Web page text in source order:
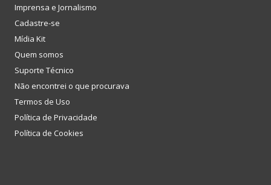
Imprensa e Jornalismo
Cadastre-se
Mídia Kit
Quem somos
Suporte Técnico
Não encontrei o que procurava
Termos de Uso
Política de Privacidade
Política de Cookies